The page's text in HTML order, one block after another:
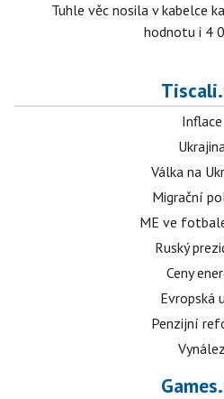
Tuhle věc nosila v kabelce
hodnotu i 4
Inflace
Válka na
Migrační
ME ve
Ruský
Ceny
Evropská
Penzijní
Vynález